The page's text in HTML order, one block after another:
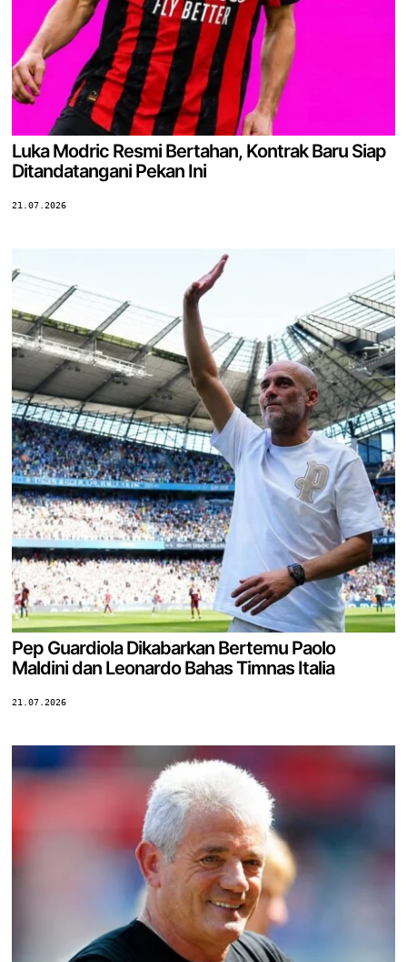
Luka Modric Resmi Bertahan, Kontrak Baru Siap
Ditandatangani Pekan Ini
21.07.2026
Pep Guardiola Dikabarkan Bertemu Paolo
Maldini dan Leonardo Bahas Timnas Italia
21.07.2026